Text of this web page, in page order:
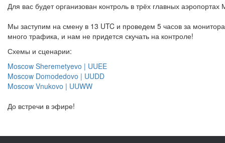
Для вас будет организован контроль в трёх главных
Мы заступим на смену в 13 UTC и проведем 5 часов за
много трафика, и нам не придется скучать на контроле!
Схемы и сценарии:
Moscow Sheremetyevo | UUEE
Moscow Domodedovo | UUDD
Moscow Vnukovo | UUWW
До встречи в эфире!